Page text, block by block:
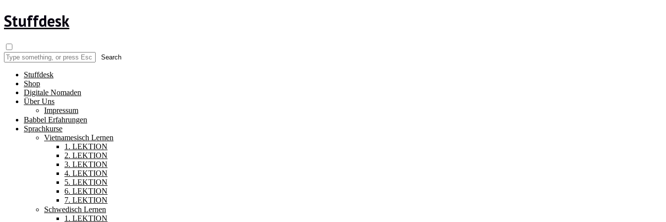
Stuffdesk
Stuffdesk
Shop
Digitale Nomaden
Über Uns
Impressum
Babbel Erfahrungen
Sprachkurse
Vietnamesisch Lernen
1. LEKTION
2. LEKTION
3. LEKTION
4. LEKTION
5. LEKTION
6. LEKTION
7. LEKTION
Schwedisch Lernen
1. LEKTION